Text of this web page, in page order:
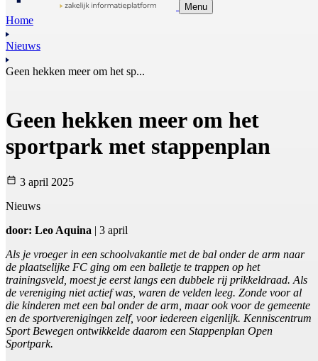
Menu
Home
Nieuws
Geen hekken meer om het sp...
Geen hekken meer om het
sportpark met stappenplan
3 april 2025
Nieuws
door: Leo Aquina | 3 april
Als je vroeger in een schoolvakantie met de bal onder de arm naar
de plaatselijke FC ging om een balletje te trappen op het
trainingsveld, moest je eerst langs een dubbele rij prikkeldraad. Als
de vereniging niet actief was, waren de velden leeg. Zonde voor al
die kinderen met een bal onder de arm, maar ook voor de gemeente
en de sportverenigingen zelf, voor iedereen eigenlijk. Kenniscentrum
Sport Bewegen ontwikkelde daarom een Stappenplan Open
Sportpark.